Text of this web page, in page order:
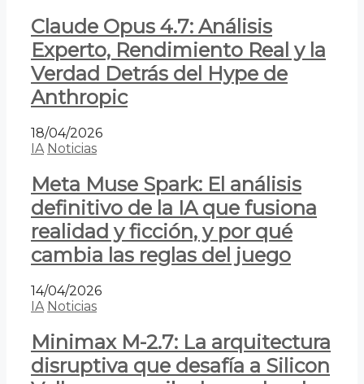
Claude Opus 4.7: Análisis
Experto, Rendimiento Real y la
Verdad Detrás del Hype de
Anthropic
18/04/2026
IA Noticias
Meta Muse Spark: El análisis
definitivo de la IA que fusiona
realidad y ficción, y por qué
cambia las reglas del juego
14/04/2026
IA Noticias
Minimax M-2.7: La arquitectura
disruptiva que desafía a Silicon